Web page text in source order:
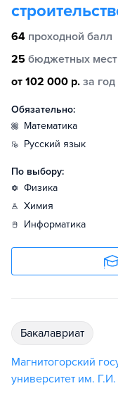
64 проходной балл
25 бюджетных мест
от 102 000 р. за год
Обязательно:
математика
русский язык
По выбору:
физика
химия
информатика
бакалавриат
Магнитогорский
университет им.